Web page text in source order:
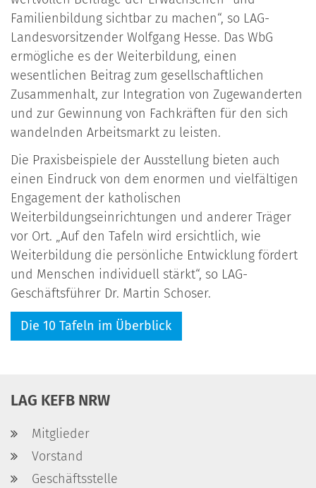
Familienbildung sichtbar zu machen“, so LAG-
Landesvorsitzender Wolfgang Hesse. Das WbG
ermögliche es der Weiterbildung, einen
wesentlichen Beitrag zum gesellschaftlichen
Zusammenhalt, zur Integration von Zugewanderten
und zur Gewinnung von Fachkräften für den sich
wandelnden Arbeitsmarkt zu leisten.
Die Praxisbeispiele der Ausstellung bieten auch
einen Eindruck von dem enormen und vielfältigen
Engagement der katholischen
Weiterbildungseinrichtungen und anderer Träger
vor Ort. „Auf den Tafeln wird ersichtlich, wie
Weiterbildung die persönliche Entwicklung fördert
und Menschen individuell stärkt“, so LAG-
Geschäftsführer Dr. Martin Schoser.
Die 10 Tafeln im Überblick
LAG KEFB NRW
Mitglieder
Vorstand
Geschäftsstelle